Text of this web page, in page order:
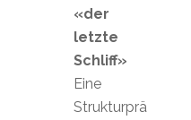
«der
letzte
Schliff»
Eine
Strukturprä